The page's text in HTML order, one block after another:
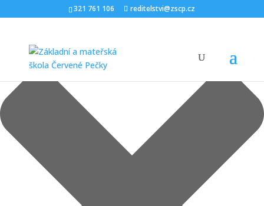
Spravovat Souhlas 321 761 106 reditelstvi@zscp.cz